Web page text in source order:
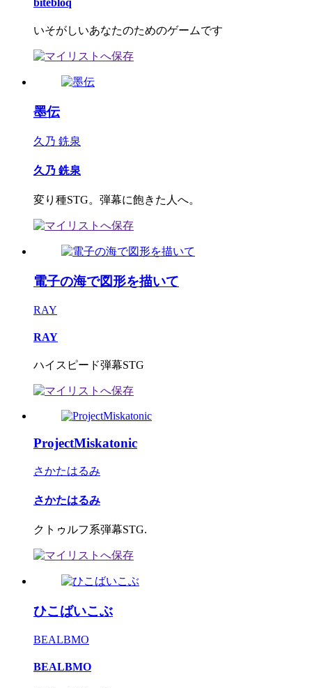
bitebloq
いそがしいあなたのためのゲームです
墨伝
久乃 銑泉
久乃 銑泉
変り種STG。弾幕に飽きた人へ。
電子の海で図形を描いて
RAY
RAY
ハイスピード弾幕STG
ProjectMiskatonic
さかたはるみ
さかたはるみ
クトゥルフ系弾幕STG.
ひこばいこぶ
BEALBMO
BEALBMO